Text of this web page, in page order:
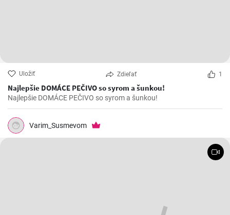
Uložiť Zdieľať 1
Najlepšie DOMÁCE PEČIVO so syrom a šunkou!
Najlepšie DOMÁCE PEČIVO so syrom a šunkou!
Varim_Susmevom